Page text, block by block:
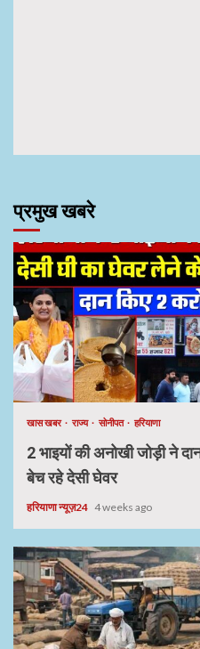
प्रमुख खबरे
खास खबर राज्य सोनीपत हरियाणा
2 भाइयों की अनोखी जोड़ी ने
बेच रहे देसी घेवर
हरियाणा न्यूज़24 4 weeks ago